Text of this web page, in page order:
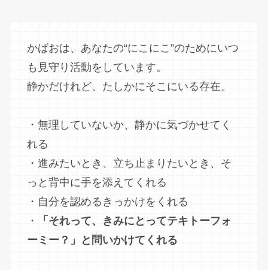
かばおは、あなたの“にこにこ”のためにいつ
も見守り活動をしています。
静かだけれど、たしかにそこにいる存在。
・無理していないか、静かに気づかせてく
れる
・進みたいとき、立ち止まりたいとき、そ
っと背中に手を添えてくれる
・自分を認めるきっかけをくれる
・
「それって、きみにとってテキトーフォ
ーミー？」と問いかけてくれる